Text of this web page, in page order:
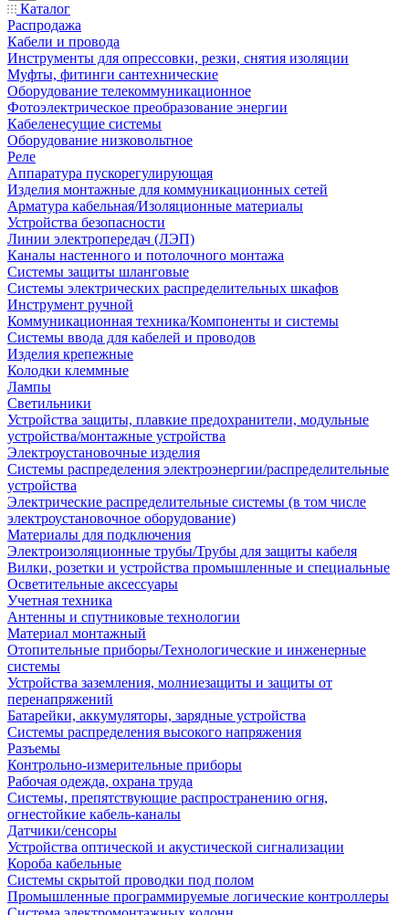
Каталог
Распродажа
Кабели и провода
Инструменты для опрессовки, резки, снятия изоляции
Муфты, фитинги сантехнические
Оборудование телекоммуникационное
Фотоэлектрическое преобразование энергии
Кабеленесущие системы
Оборудование низковольтное
Реле
Аппаратура пускорегулирующая
Изделия монтажные для коммуникационных сетей
Арматура кабельная/Изоляционные материалы
Устройства безопасности
Линии электропередач (ЛЭП)
Каналы настенного и потолочного монтажа
Системы защиты шланговые
Системы электрических распределительных шкафов
Инструмент ручной
Коммуникационная техника/Компоненты и системы
Системы ввода для кабелей и проводов
Изделия крепежные
Колодки клеммные
Лампы
Светильники
Устройства защиты, плавкие предохранители, модульные
устройства/монтажные устройства
Электроустановочные изделия
Системы распределения электроэнергии/распределительные
устройства
Электрические распределительные системы (в том числе
электроустановочное оборудование)
Материалы для подключения
Электроизоляционные трубы/Трубы для защиты кабеля
Вилки, розетки и устройства промышленные и специальные
Осветительные аксессуары
Учетная техника
Антенны и спутниковые технологии
Материал монтажный
Отопительные приборы/Технологические и инженерные
системы
Устройства заземления, молниезащиты и защиты от
перенапряжений
Батарейки, аккумуляторы, зарядные устройства
Системы распределения высокого напряжения
Разъемы
Контрольно-измерительные приборы
Рабочая одежда, охрана труда
Системы, препятствующие распространению огня,
огнестойкие кабель-каналы
Датчики/сенсоры
Устройства оптической и акустической сигнализации
Короба кабельные
Системы скрытой проводки под полом
Промышленные программируемые логические контроллеры